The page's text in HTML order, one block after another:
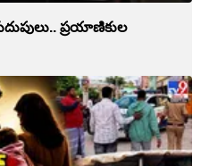
ప్రయాణికుల